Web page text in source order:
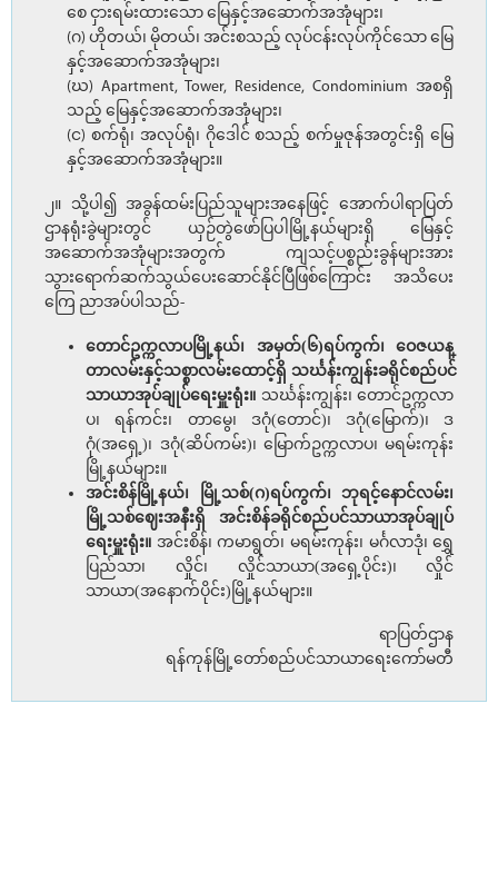
စေ ငှားရမ်းထားသော မြေနှင့်အဆောက်အအုံများ၊
(ဂ) ဟိုတယ်၊ မိုတယ်၊ အင်းစသည့် လုပ်ငန်းလုပ်ကိုင်သော မြေ
နှင့်အဆောက်အအုံများ၊
(ဃ) Apartment, Tower, Residence, Condominium အစရှိ
သည့် မြေနှင့်အဆောက်အအုံများ၊
(င) စက်ရုံ၊ အလုပ်ရုံ၊ ဂိုဒေါင် စသည့် စက်မှုဇုန်အတွင်းရှိ မြေ
နှင့်အဆောက်အအုံများ။
၂။ သို့ပါ၍ အခွန်ထမ်းပြည်သူများအနေဖြင့် အောက်ပါရာပြတ်
ဌာနရုံးခွဲများတွင် ယှဉ်တွဲဖော်ပြပါမြို့နယ်များရှိ မြေနှင့်
အဆောက်အအုံများအတွက် ကျသင့်ပစ္စည်းခွန်များအား
သွားရောက်ဆက်သွယ်ပေးဆောင်နိုင်ပြီဖြစ်ကြောင်း အသိပေး
ကြေ ညာအပ်ပါသည်-
တောင်ဥက္ကလာပမြို့နယ်၊ အမှတ်(၆)ရပ်ကွက်၊ ဝေဇယန္
တာလမ်းနှင့်သစ္စာလမ်းထောင့်ရှိ သင်္ဃန်းကျွန်းခရိုင်စည်ပင်
သာယာအုပ်ချုပ်ရေးမှူးရုံး။ သင်္ဃန်းကျွန်း၊ တောင်ဥက္ကလာ
ပ၊ ရန်ကင်း၊ တာမွေ၊ ဒဂုံ(တောင်)၊ ဒဂုံ(မြောက်)၊ ဒ
ဂုံ(အရှေ့)၊ ဒဂုံ(ဆိပ်ကမ်း)၊ မြောက်ဥက္ကလာပ၊ မရမ်းကုန်း
မြို့နယ်များ။
အင်းစိန်မြို့နယ်၊ မြို့သစ်(ဂ)ရပ်ကွက်၊ ဘုရင့်နောင်လမ်း၊
မြို့သစ်ဈေးအနီးရှိ အင်းစိန်ခရိုင်စည်ပင်သာယာအုပ်ချုပ်
ရေးမှူးရုံး။ အင်းစိန်၊ ကမာရွတ်၊ မရမ်းကုန်း၊ မင်္ဂလာဒုံ၊ ရွှေ
ပြည်သာ၊ လှိုင်၊ လှိုင်သာယာ(အရှေ့ပိုင်း)၊ လှိုင်
သာယာ(အနောက်ပိုင်း)မြို့နယ်များ။
ရာပြတ်ဌာန
ရန်ကုန်မြို့တော်စည်ပင်သာယာရေးကော်မတီ